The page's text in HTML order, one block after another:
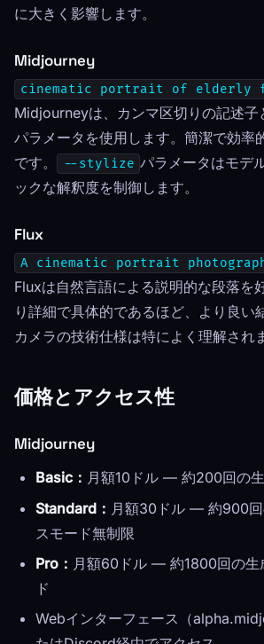
に大きく影響します。
Midjourney
cinematic portrait of elderly
Midjourneyは、カンマ区切りの記述子
パラメータを使用します。簡潔で効率
です。
--stylize パラメータはモデ
ックな解釈度を制御します。
Flux
A cinematic portrait
Fluxは自然言語による説明的な段落を
り詳細で具体的であるほど、より良い
カメラの技術仕様は特によく理解され
価格とアクセス性
Midjourney
Basic： 月額10ドル — 約200回の
Standard： 月額30ドル — 約900
スモード無制限
Pro： 月額60ドル — 約1800回の生
ド
Webインターフェース（